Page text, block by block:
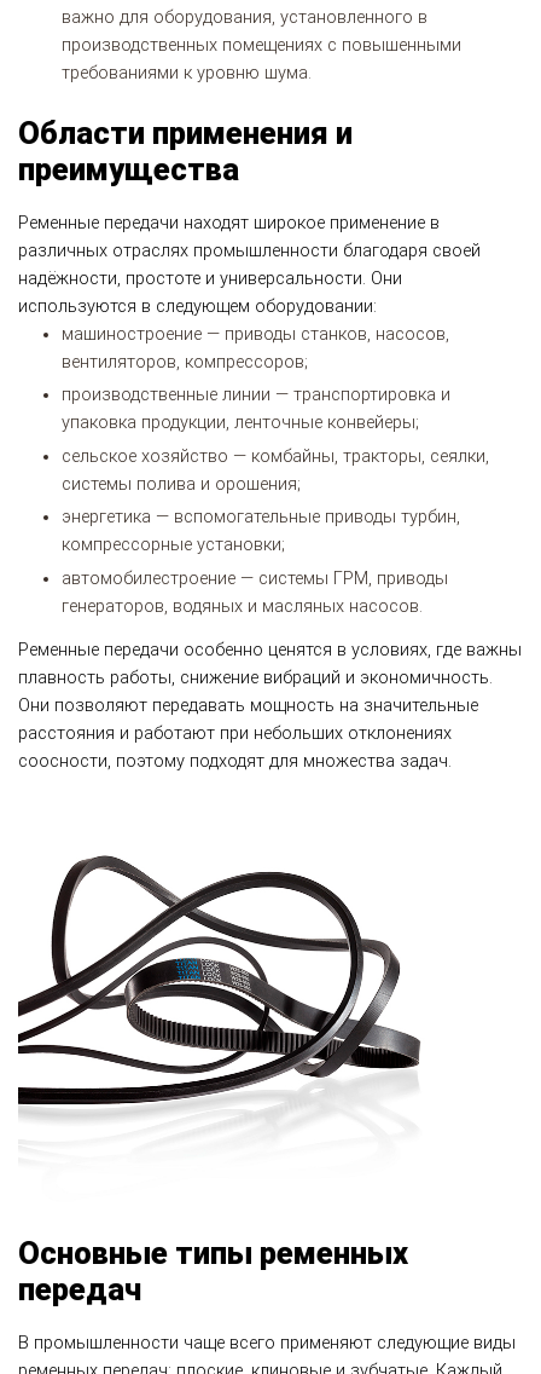
важно для оборудования, установленного в
производственных помещениях с повышенными
требованиями к уровню шума.
Области применения и
преимущества
Ременные передачи находят широкое применение в
различных отраслях промышленности благодаря своей
надёжности, простоте и универсальности. Они
используются в следующем оборудовании:
машиностроение — приводы станков, насосов,
вентиляторов, компрессоров;
производственные линии — транспортировка и
упаковка продукции, ленточные конвейеры;
сельское хозяйство — комбайны, тракторы, сеялки,
системы полива и орошения;
энергетика — вспомогательные приводы турбин,
компрессорные установки;
автомобилестроение — системы ГРМ, приводы
генераторов, водяных и масляных насосов.
Ременные передачи особенно ценятся в условиях, где важны
плавность работы, снижение вибраций и экономичность.
Они позволяют передавать мощность на значительные
расстояния и работают при небольших отклонениях
соосности, поэтому подходят для множества задач.
Основные типы ременных
передач
В промышленности чаще всего применяют следующие виды